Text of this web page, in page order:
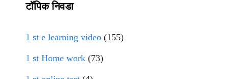
टॉपिक निवडा
1 st e learning video (155)
1 st Home work (73)